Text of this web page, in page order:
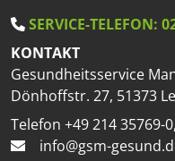
SERVICE-TELEFON:
KONTAKT
Gesundheitsservice
Dönhoffstr. 27, 51373
Telefon +49 214 35769-
info@gsm-